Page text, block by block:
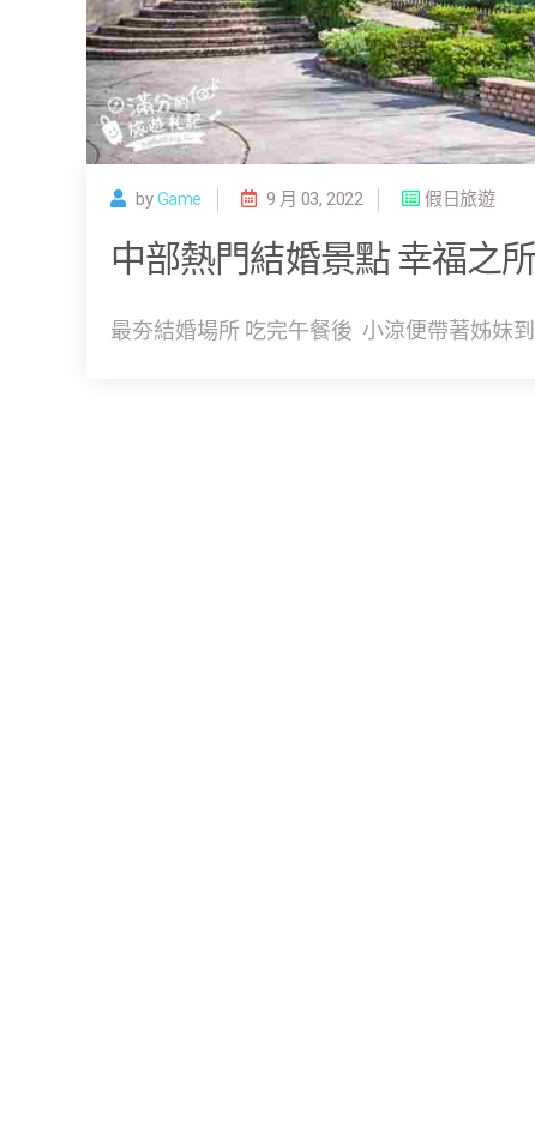
byGame 9 月 03, 2022 假日旅遊
中部熱門結婚景點 幸福之
最夯結婚場所 吃完午餐後 小涼便帶著姊妹